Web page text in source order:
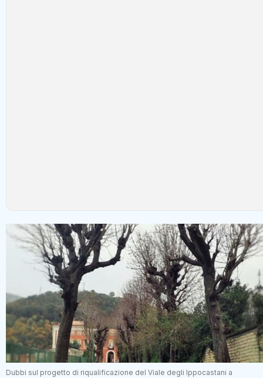
Dubbi sul progetto di riqualificazione del Viale degli Ippocastani a